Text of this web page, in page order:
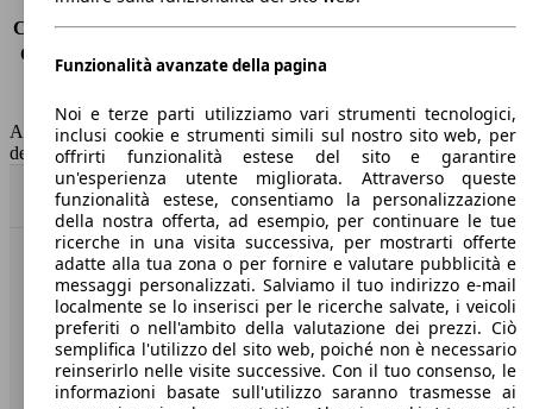
Consumo (extra-urbano) 3.5 l/100km
Consumo (combinato)*
4.2 l/100km
Capacità del serbatoio
52 l
AutoScout24 non si assume alcuna responsabilità per la correttezza
dei dati.
Torna su
Benvenuti su AutoScout24, il mercato auto europeo.
Società
A proposito di AutoScout24
Funzionalità avanzate della pagina
Noi e terze parti utilizziamo vari strumenti tecnologici,
inclusi cookie e strumenti simili sul nostro sito web, per
offrirti funzionalità estese del sito e garantire
un'esperienza utente migliorata. Attraverso queste
funzionalità estese, consentiamo la personalizzazione
della nostra offerta, ad esempio, per continuare le tue
ricerche in una visita successiva, per mostrarti offerte
adatte alla tua zona o per fornire e valutare pubblicità e
messaggi personalizzati. Salviamo il tuo indirizzo e-mail
localmente se lo inserisci per le ricerche salvate, i veicoli
preferiti o nell'ambito della valutazione dei prezzi. Ciò
semplifica l'utilizzo del sito web, poiché non è necessario
reinserirlo nelle visite successive. Con il tuo consenso, le
informazioni basate sull'utilizzo saranno trasmesse ai